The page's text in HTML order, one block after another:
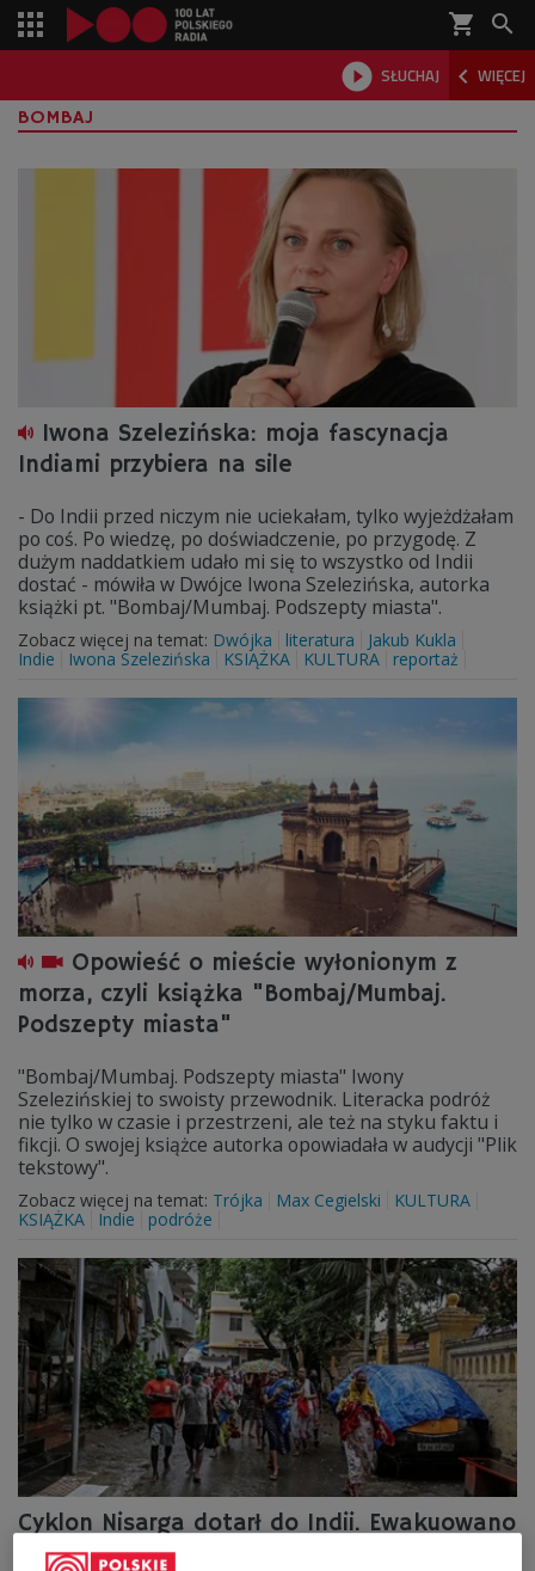
shopping_cart 
 SŁUCHAJ  WIĘCEJ

BOMBAJ
Iwona Szelezińska: moja fascynacja
Indiami przybiera na sile
- Do Indii przed niczym nie uciekałam, tylko wyjeżdżałam
po coś. Po wiedzę, po doświadczenie, po przygodę. Z
dużym naddatkiem udało mi się to wszystko od Indii
dostać - mówiła w Dwójce Iwona Szelezińska, autorka
książki pt. "Bombaj/Mumbaj. Podszepty miasta".
Zobacz więcej na temat: Dwójka literatura
Jakub Kukla
Indie
Iwona Szelezińska KSIĄŻKA KULTURA reportaż
Opowieść o mieście wyłonionym z
morza, czyli książka "Bombaj/Mumbaj.
Podszepty miasta"
"Bombaj/Mumbaj. Podszepty miasta" Iwony
Szelezińskiej to swoisty przewodnik. Literacka podróż
nie tylko w czasie i przestrzeni, ale też na styku faktu i
fikcji. O swojej książce autorka opowiadała w audycji "Plik
tekstowy".
Zobacz więcej na temat: Trójka Max Cegielski
KULTURA
KSIĄŻKA
Indie podróże
Cyklon Nisarga dotarł do Indii. Ewakuowano
100 tys. mieszkańców Bombaju